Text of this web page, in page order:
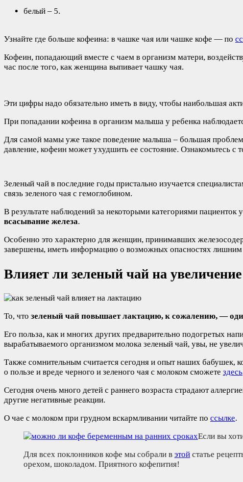
белый – 5.
Узнайте где больше кофеина: в чашке чая или чашке кофе — по
Кофеин, попадающий вместе с чаем в организм матери,
час после того, как женщина выпивает чашку чая.
Эти цифры надо обязательно иметь в виду, чтобы наибольшая
При попадании кофеина в организм малыша у ребенка
Для самой мамы уже такое поведение малыша – большая
давление, кофеин может ухудшить ее состояние. Ознакомьтесь
Зеленый чай в последние годы пристально изучается
связь зеленого чая с гемоглобином.
В результате наблюдений за некоторыми категориями пациенток
всасывание железа.
Особенно это характерно для женщин, принимавших
завершены, иметь информацию о возможных опасностях лишним
Влияет ли зеленый чай на
То, что зеленый чай повышает лактацию, к сожалению, —
Его польза, как и многих других предварительно подогретых
вырабатываемого организмом молока зеленый чай, увы, не
Также сомнительным считается сегодня и опыт наших бабушек,
о пользе и вреде черного и зеленого чая с молоком сможете здесь
Сегодня очень много детей с раннего возраста страдают
другие негативные реакции.
О чае с молоком при грудном вскармливании читайте по ссылке.
Если вы
Для всех поклонников кофе мы собрали в этой статье
орехом, шоколадом. Приятного кофепития!